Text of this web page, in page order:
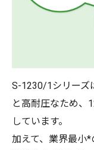
S-1230/1シリーズ
と高耐圧なため、
しています。
加えて、業界最小*